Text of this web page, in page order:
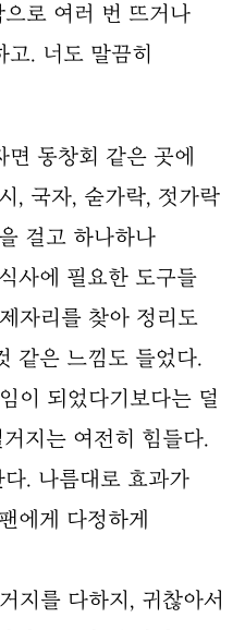
로 여러 번 뜨거나
고. 너도 말끔히
면 동창회 같은 곳에
, 국자, 숟가락, 젓가락
걸고 하나하나
사에 필요한 도구들
자리를 찾아 정리도
같은 느낌도 들었다.
이 되었다기보다는 덜
지는 여전히 힘들다.
. 나름대로 효과가
에게 다정하게
지를 다하지, 귀찮아서